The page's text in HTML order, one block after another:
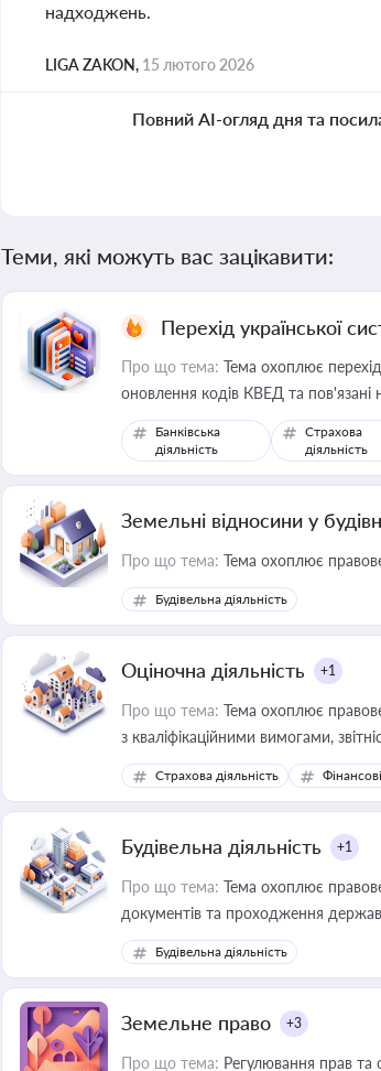
надходжень.
LIGA ZAKON, 15 лютого 2026
Повний AI-огляд дня та
Теми, які можуть вас зацікавити:
Перехід української
Про що тема: Тема охоплює перехід
оновлення кодів КВЕД та пов'язані
Банківська
діяльність
Страхова
діяльність
Земельні відносини у
Про що тема: Тема охоплює
Будівельна діяльність
Оціночна діяльність +1
Про що тема: Тема охоплює
з кваліфікаційними вимогами,
медійних змін у цій сфері корисне
приватизації, оренди державного
Страхова діяльність
Будівельна діяльність +1
Про що тема: Тема охоплює
документів та проходження
Будівельна діяльність
Земельне право +3
Про що тема: Регулювання прав та